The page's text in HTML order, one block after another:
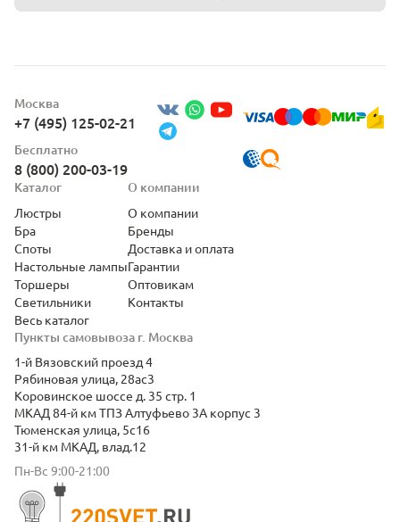
Москва
+7 (495) 125-02-21
Бесплатно
8 (800) 200-03-19
Пункты самовывоза г. Москва
1-й Вязовский проезд 4
Рябиновая улица, 28ас3
Коровинское шоссе д. 35 стр. 1
МКАД 84-й км ТПЗ Алтуфьево 3А корпус 3
Тюменская улица, 5с16
31-й км МКАД, влад.12
Пн-Вс 9:00-21:00
Каталог
Люстры
Бра
Споты
Настольные лампы
Торшеры
Светильники
Весь каталог
О компании
О компании
Бренды
Доставка и оплата
Гарантии
Оптовикам
Контакты